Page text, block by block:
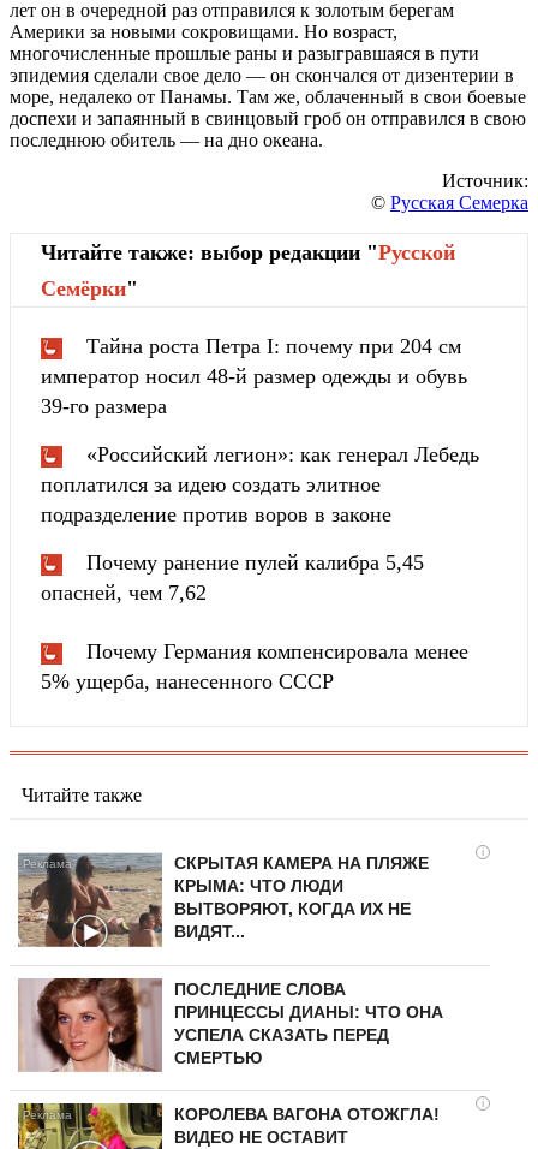
лет он в очередной раз отправился к золотым берегам
Америки за новыми сокровищами. Но возраст,
многочисленные прошлые раны и разыгравшаяся в пути
эпидемия сделали свое дело — он скончался от дизентерии в
море, недалеко от Панамы. Там же, облаченный в свои боевые
доспехи и запаянный в свинцовый гроб он отправился в свою
последнюю обитель — на дно океана.
Источник:
© Русская Семерка
Читайте также: выбор редакции "Русской
Cемёрки"
Тайна роста Петра I: почему при 204 см
император носил 48-й размер одежды и обувь
39-го размера
«Российский легион»: как генерал Лебедь
поплатился за идею создать элитное
подразделение против воров в законе
Почему ранение пулей калибра 5,45
опасней, чем 7,62
Почему Германия компенсировала менее
5% ущерба, нанесенного СССР
Читайте также
i
СКРЫТАЯ КАМЕРА НА ПЛЯЖЕ
КРЫМА: ЧТО ЛЮДИ
ВЫТВОРЯЮТ, КОГДА ИХ НЕ
ВИДЯТ...
ПОСЛЕДНИЕ СЛОВА
ПРИНЦЕССЫ ДИАНЫ: ЧТО ОНА
УСПЕЛА СКАЗАТЬ ПЕРЕД
СМЕРТЬЮ
i
КОРОЛЕВА ВАГОНА ОТОЖГЛА!
ВИДЕО НЕ ОСТАВИТ